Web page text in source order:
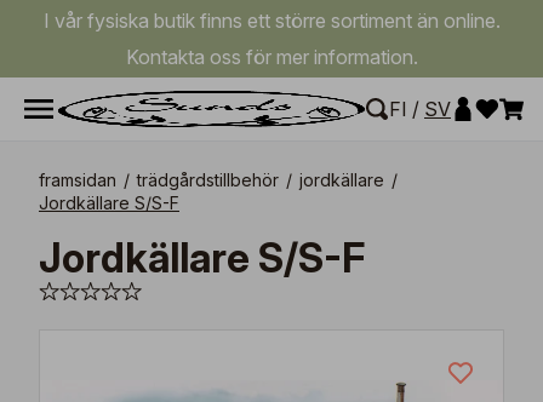
I vår fysiska butik finns ett större sortiment än online.
Kontakta oss för mer information.
FI / SV
framsidan / trädgårdstillbehör / jordkällare /
Jordkällare S/S-F
Jordkällare S/S-F